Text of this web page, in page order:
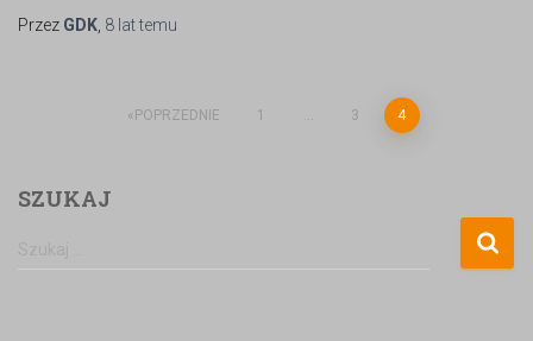
Przez GDK 8 lattemu
POPRZEDNIE 1 … 3 4
SZUKAJ